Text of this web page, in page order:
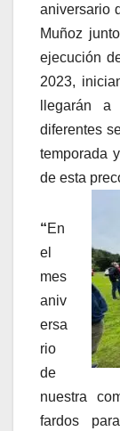
aniversario
Muñoz
ejecución
2023,
llegarán
diferentes
temporada
de esta
“En
el
mes
aniv
ersa
rio
de
nuestra
fardos